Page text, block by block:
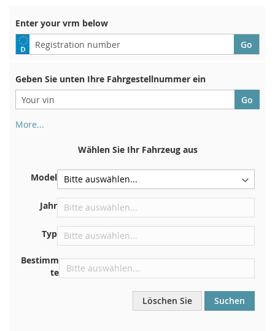
Enter your vrm below
Geben Sie unten Ihre Fahrgestellnummer ein
More...
Zulassungsbescheinigung. Und auch im Auto
Auf der Bodenplatte für den rechten Vordersitz
Zentrieren Sie es an der Trennwand unter der Haube
Direkt im Motorraum
Armaturenbrett
Wählen Sie Ihr Fahrzeug aus
Model
Jahr
Typ
Bestimm
te
Löschen Sie Suchen